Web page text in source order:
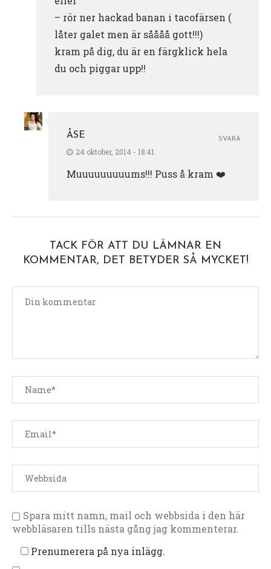
– rör ner hackad banan i tacofärsen (
låter galet men är såååå gott!!!)
kram på dig, du är en färgklick hela
du och piggar upp!!
ÅSE
24 oktober, 2014 - 18:41
Muuuuuuuuums!!! Puss å kram ❤️
SVARA
TACK FÖR ATT DU LÄMNAR EN
KOMMENTAR, DET BETYDER SÅ MYCKET!
Spara mitt namn, mail och webbsida i den här
webbläsaren tills nästa gång jag kommenterar.
Prenumerera på nya inlägg.